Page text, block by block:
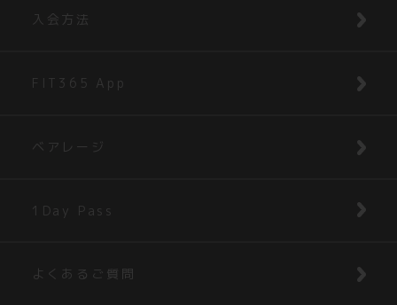
入会方法
FIT365 App
ベアレージ
1Day Pass
よくあるご質問